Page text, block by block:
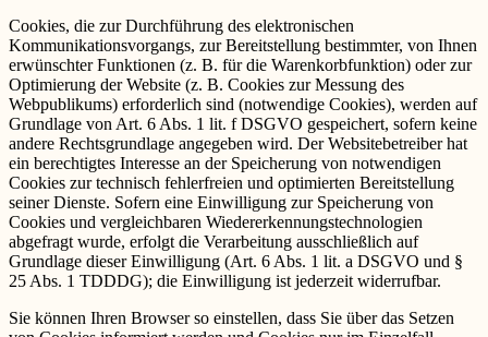
Cookies, die zur Durchführung des elektronischen
Kommunikationsvorgangs, zur Bereitstellung bestimmter, von Ihnen
erwünschter Funktionen (z. B. für die Warenkorbfunktion) oder zur
Optimierung der Website (z. B. Cookies zur Messung des
Webpublikums) erforderlich sind (notwendige Cookies), werden auf
Grundlage von Art. 6 Abs. 1 lit. f DSGVO gespeichert, sofern keine
andere Rechtsgrundlage angegeben wird. Der Websitebetreiber hat
ein berechtigtes Interesse an der Speicherung von notwendigen
Cookies zur technisch fehlerfreien und optimierten Bereitstellung
seiner Dienste. Sofern eine Einwilligung zur Speicherung von
Cookies und vergleichbaren Wiedererkennungstechnologien
abgefragt wurde, erfolgt die Verarbeitung ausschließlich auf
Grundlage dieser Einwilligung (Art. 6 Abs. 1 lit. a DSGVO und §
25 Abs. 1 TDDDG); die Einwilligung ist jederzeit widerrufbar.
Sie können Ihren Browser so einstellen, dass Sie über das Setzen